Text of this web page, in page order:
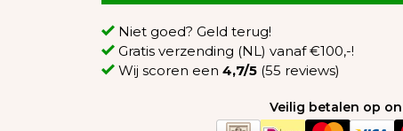
Niet goed? Geld terug!
Gratis verzending (NL) vanaf €100,-!
Wij scoren een 4,7/5(55 reviews)
Veilig betalen op